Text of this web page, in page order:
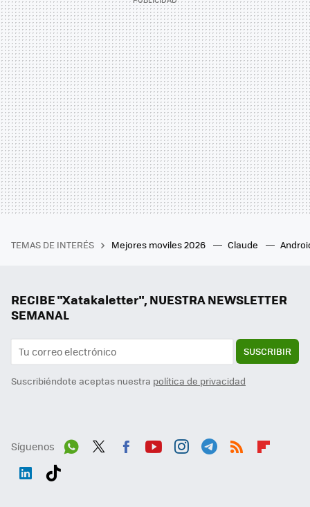
TEMAS DE INTERÉS Mejores moviles 2026 Claude
RECIBE "Xatakaletter", NUESTRA NEWSLETTER
SEMANAL
SUSCRIBIR
Suscribiéndote aceptas nuestra política de privacidad
Síguenos